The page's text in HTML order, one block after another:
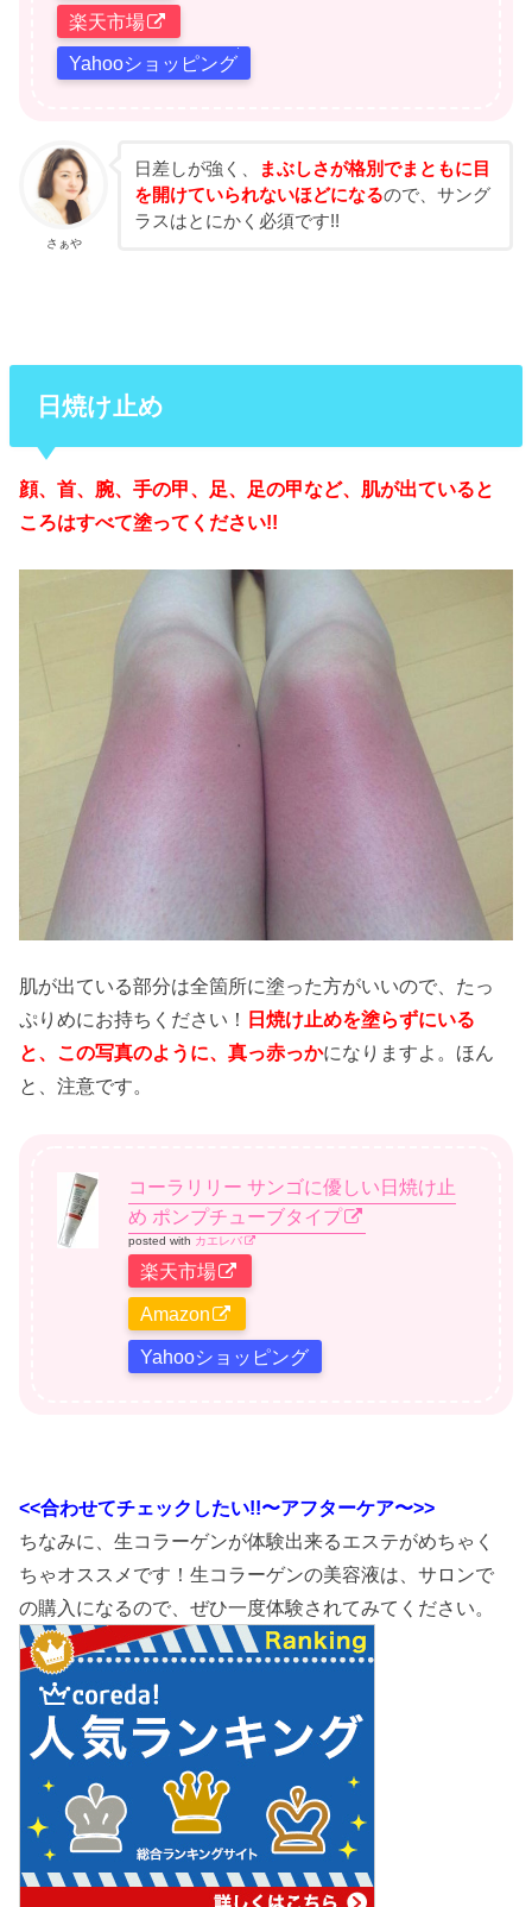
楽天市場
Yahooショッピング
さぁや
日差しが強く、
まぶしさが格別でまともに目
を開けていられないほどになるので、サング
ラスはとにかく必須です!!
日焼け止め
顔、首、腕、手の甲、足、足の甲など、肌が出ていると
ころはすべて塗ってください!!
肌が出ている部分は全箇所に塗った方がいいので、たっ
ぷりめにお持ちください！
日焼け止めを塗らずにいる
と、この写真のように、真っ赤っかになりますよ。ほん
と、注意です。
コーラリリー サンゴに優しい日焼け止
め ポンプチューブタイプ
posted with カエレバ
楽天市場
Amazon
Yahooショッピング
<<合わせてチェックしたい!!〜アフターケア〜>>
ちなみに、生コラーゲンが体験出来るエステがめちゃく
ちゃオススメです！生コラーゲンの美容液は、サロンで
の購入になるので、ぜひ一度体験されてみてください。